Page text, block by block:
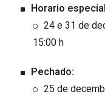
Horario
24 e 31 de
15:00 h
Pechado:
25 de